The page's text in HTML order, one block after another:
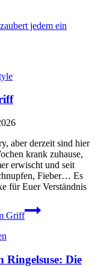
jedem ein
aber derzeit sind hier
krank zuhause,
erwischt und seit
Fieber… Es
für Euer Verständnis
Griff
Ringelsuse: Die